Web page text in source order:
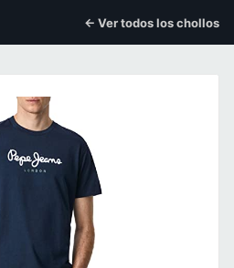
← Ver todos los chollos